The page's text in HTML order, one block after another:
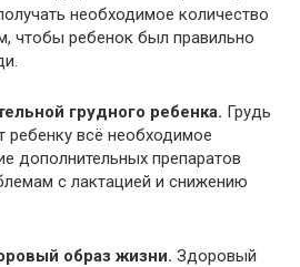
необходимое количество
чтобы ребенок был правильно
грудного ребенка. Грудь
ребенку всё необходимое
дополнительных препаратов
с лактацией и снижению
образ жизни. Здоровый